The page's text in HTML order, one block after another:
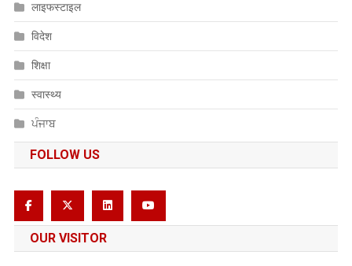
लाइफस्टाइल
विदेश
शिक्षा
स्वास्थ्य
ਪੰਜਾਬ
FOLLOW US
OUR VISITOR